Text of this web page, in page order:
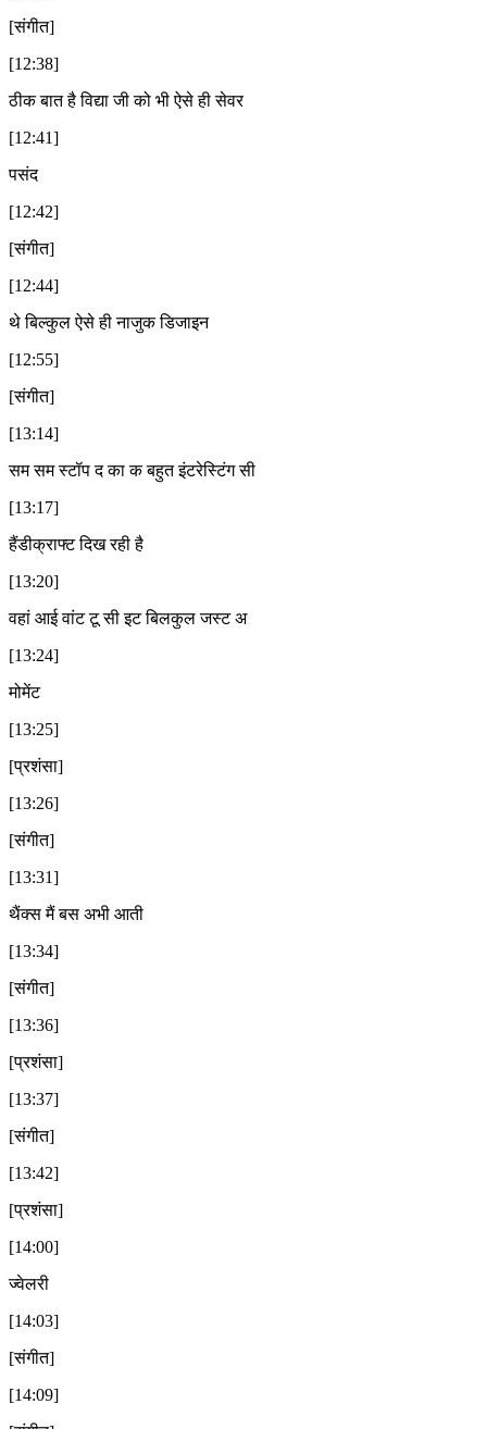
[संगीत]
[12:38]
ठीक बात है विद्या जी को भी ऐसे ही सेवर
[12:41]
पसंद
[12:42]
[संगीत]
[12:44]
थे बिल्कुल ऐसे ही नाजुक डिजाइन
[12:55]
[संगीत]
[13:14]
सम सम स्टॉप द का क बहुत इंटरेस्टिंग सी
[13:17]
हैंडीक्राफ्ट दिख रही है
[13:20]
वहां आई वांट टू सी इट बिलकुल जस्ट अ
[13:24]
मोमेंट
[13:25]
[प्रशंसा]
[13:26]
[संगीत]
[13:31]
थैंक्स मैं बस अभी आती
[13:34]
[संगीत]
[13:36]
[प्रशंसा]
[13:37]
[संगीत]
[13:42]
[प्रशंसा]
[14:00]
ज्वेलरी
[14:03]
[संगीत]
[14:09]